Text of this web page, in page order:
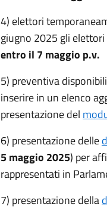
4) elettori
giugno 2025 gli
entro il 7 maggio p.v.
5) preventiva
inserire in un elenco
presentazione del
6) presentazione delle
5 maggio 2025) per
rappresentati in
7) presentazione della